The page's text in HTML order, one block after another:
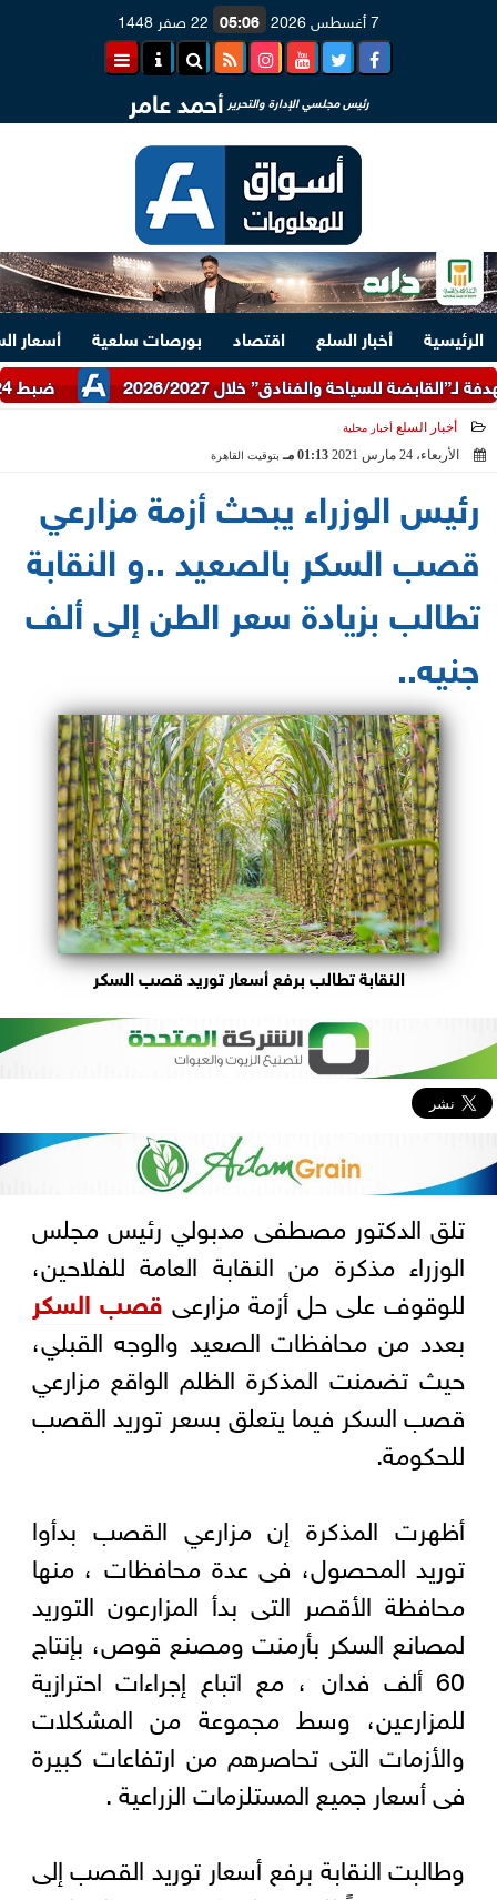
7 أغسطس 2026 05:06 22 صفر 1448
رئيس مجلسي الإدارة والتحرير أحمد عامر
الرئيسية أخبار السلع اقتصاد بورصات سلعية
أسعار
ضبط 24 طن دقيق أبيض وبلدي مدعم عبر شرطة التموين
أخبار السلع أخبار محلية
الأربعاء، 24 مارس 2021 01:13 مـ بتوقيت القاهرة
رئيس الوزراء يبحث أزمة مزارعي
قصب السكر بالصعيد ..و النقابة
تطالب بزيادة سعر الطن إلى ألف
جنيه..
النقابة تطالب برفع أسعار توريد قصب السكر
تلق الدكتور مصطفى مدبولي رئيس مجلس
الوزراء مذكرة من النقابة العامة للفلاحين،
للوقوف على حل أزمة مزارعى قصب السكر
بعدد من محافظات الصعيد والوجه القبلي،
حيث تضمنت المذكرة الظلم الواقع مزارعي
قصب السكر فيما يتعلق بسعر توريد القصب
للحكومة.
أظهرت المذكرة إن مزارعي القصب بدأوا
توريد المحصول، فى عدة محافظات ، منها
محافظة الأقصر التى بدأ المزارعون التوريد
لمصانع السكر بأرمنت ومصنع قوص، بإنتاج
60 ألف فدان ، مع اتباع إجراءات احترازية
للمزارعين، وسط مجموعة من المشكلات
والأزمات التى تحاصرهم من ارتفاعات كبيرة
فى أسعار جميع المستلزمات الزراعية .
وطالبت النقابة برفع أسعار توريد القصب إلى